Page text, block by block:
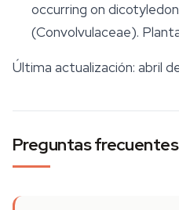
occurring on
(Convolvulaceae).
Última actualización: abril
Preguntas frecuentes